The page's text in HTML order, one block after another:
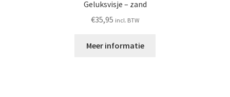
Geluksvisje – zand
€35,95 incl. BTW
Meer informatie